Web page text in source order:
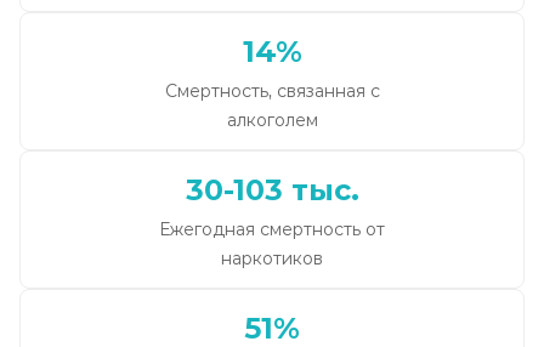
14%
Смертность, связанная с
алкоголем
30-103 тыс.
Ежегодная смертность от
наркотиков
51%